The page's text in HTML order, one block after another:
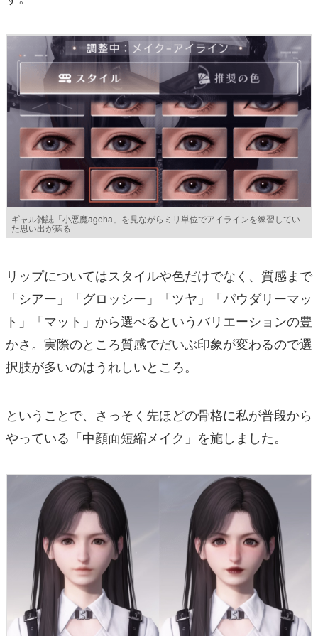
ギャル雑誌「小悪魔ageha」を見ながらミリ単位でアイラインを練習してい
た思い出が蘇る
リップについてはスタイルや色だけでなく、質感まで
「シアー」「グロッシー」「ツヤ」「パウダリーマッ
ト」「マット」から選べるというバリエーションの豊
かさ。実際のところ質感でだいぶ印象が変わるので選
択肢が多いのはうれしいところ。
ということで、さっそく先ほどの骨格に私が普段から
やっている「中顔面短縮メイク」を施しました。